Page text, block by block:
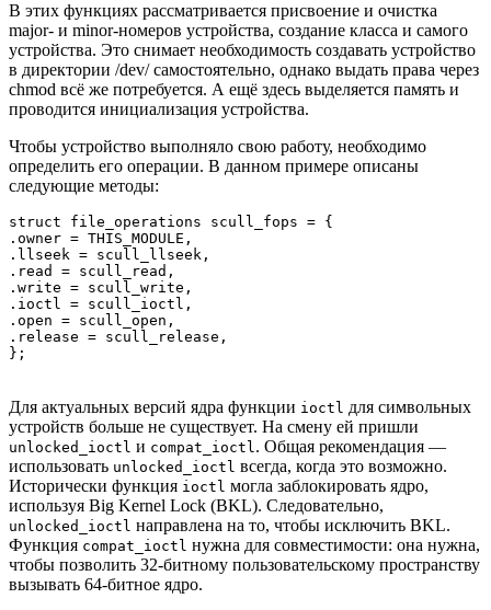
В этих функциях рассматривается присвоение и очистка
major‑ и minor‑номеров устройства, создание класса и самого
устройства. Это снимает необходимость создавать устройство
в директории /dev/ самостоятельно, однако выдать права через
chmod всё же потребуется. А ещё здесь выделяется память и
проводится инициализация устройства.
Чтобы устройство выполняло свою работу, необходимо
определить его операции. В данном примере описаны
следующие методы:
struct file_operations scull_fops = {
.owner = THIS_MODULE,
.llseek = scull_llseek,
.read = scull_read,
.write = scull_write,
.ioctl = scull_ioctl,
.open = scull_open,
.release = scull_release,
};
Для актуальных версий ядра функции ioctl для символьных
устройств больше не существует. На смену ей пришли
unlocked_ioctl и compat_ioctl. Общая рекомендация —
использовать unlocked_ioctl всегда, когда это возможно.
Исторически функция ioctl могла заблокировать ядро,
используя Big Kernel Lock (BKL). Следовательно,
unlocked_ioctl направлена на то, чтобы исключить BKL.
Функция compat_ioctl нужна для совместимости: она нужна,
чтобы позволить 32-битному пользовательскому пространству
вызывать 64-битное ядро.